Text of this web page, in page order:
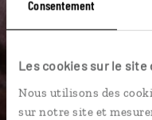
Consentement
Les cookies sur le site
Nous utilisons des
sur notre site et
Badami Belur
Hampi Ayurveda
Hassan